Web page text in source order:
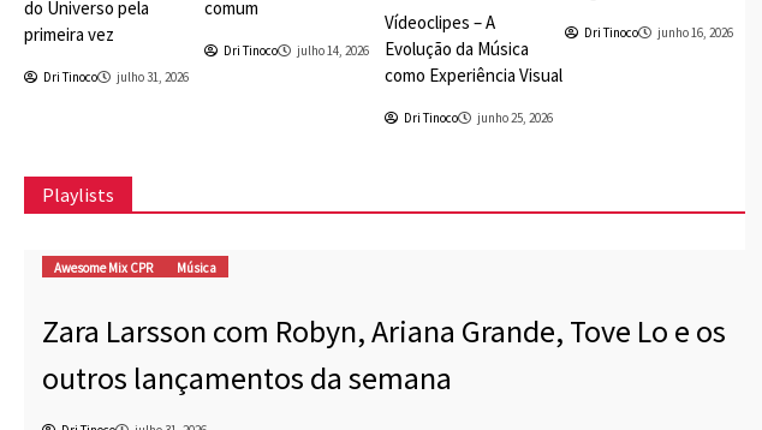
do Universo pela
primeira vez
Dri Tinoco julho 31, 2026
comum
Dri Tinoco julho 14, 2026
Vídeoclipes – A
Evolução da Música
como Experiência Visual
Dri Tinoco junho 25, 2026
Dri Tinoco junho 16, 2026
Playlists
Awesome Mix CPR Música
Zara Larsson com Robyn, Ariana Grande, Tove Lo e os
outros lançamentos da semana